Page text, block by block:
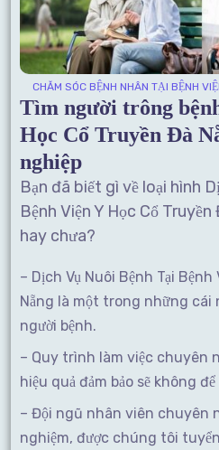
CHĂM SÓC BỆNH NHÂN TẠI BỆNH
Tìm người trông
Học Cổ Truyền Đà
nghiệp
Bạn đã biết gì về loại hình
Bệnh Viện Y Học Cổ
hay chưa?
– Dịch Vụ Nuôi Bệnh Tại
Nẵng là một trong những cái
người bệnh.
– Quy trình làm việc chuyên
hiệu quả đảm bảo sẽ không
– Đội ngũ nhân viên chuyên
nghiệm, được chúng tôi